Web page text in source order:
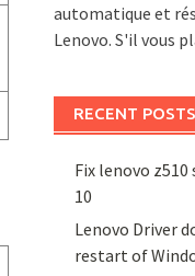
automatique et
Lenovo. S'il vous
RECENT POSTS
Fix lenovo
10
Lenovo Driver
restart of